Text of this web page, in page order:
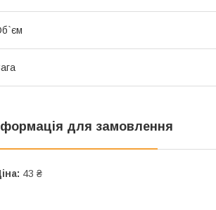
для замовлення
43 ₴